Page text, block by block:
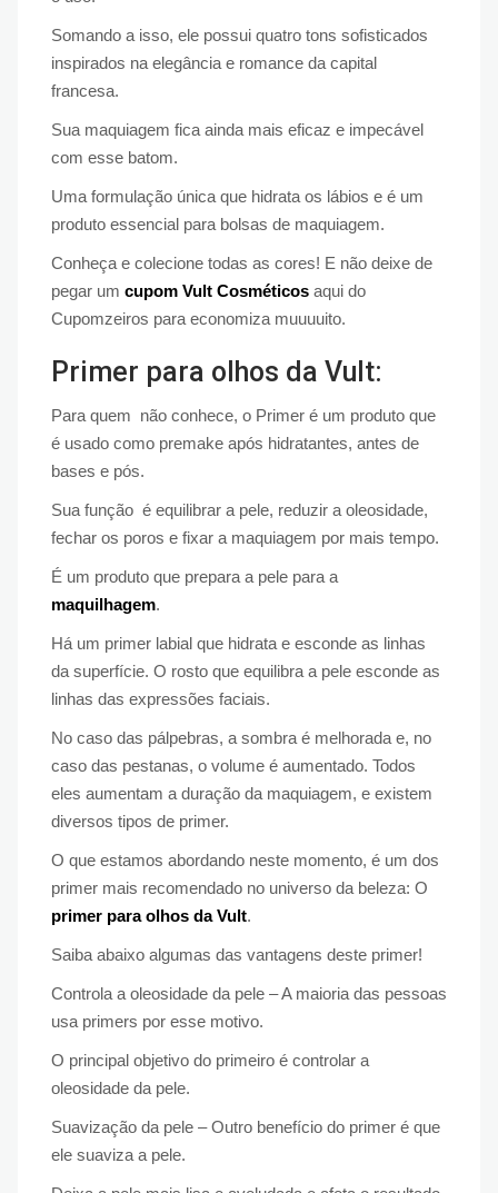
Somando a isso, ele possui quatro tons sofisticados
inspirados na elegância e romance da capital
francesa.
Sua maquiagem fica ainda mais eficaz e impecável
com esse batom.
Uma formulação única que hidrata os lábios e é um
produto essencial para bolsas de maquiagem.
Conheça e colecione todas as cores! E não deixe de
pegar um cupom Vult Cosméticos aqui do
Cupomzeiros para economiza muuuuito.
Primer para olhos da Vult:
Para quem não conhece, o Primer é um produto que
é usado como premake após hidratantes, antes de
bases e pós.
Sua função é equilibrar a pele, reduzir a oleosidade,
fechar os poros e fixar a maquiagem por mais tempo.
É um produto que prepara a pele para a
maquilhagem.
Há um primer labial que hidrata e esconde as linhas
da superfície. O rosto que equilibra a pele esconde as
linhas das expressões faciais.
No caso das pálpebras, a sombra é melhorada e, no
caso das pestanas, o volume é aumentado. Todos
eles aumentam a duração da maquiagem, e existem
diversos tipos de primer.
O que estamos abordando neste momento, é um dos
primer mais recomendado no universo da beleza: O
primer para olhos da Vult.
Saiba abaixo algumas das vantagens deste primer!
Controla a oleosidade da pele – A maioria das pessoas
usa primers por esse motivo.
O principal objetivo do primeiro é controlar a
oleosidade da pele.
Suavização da pele – Outro benefício do primer é que
ele suaviza a pele.